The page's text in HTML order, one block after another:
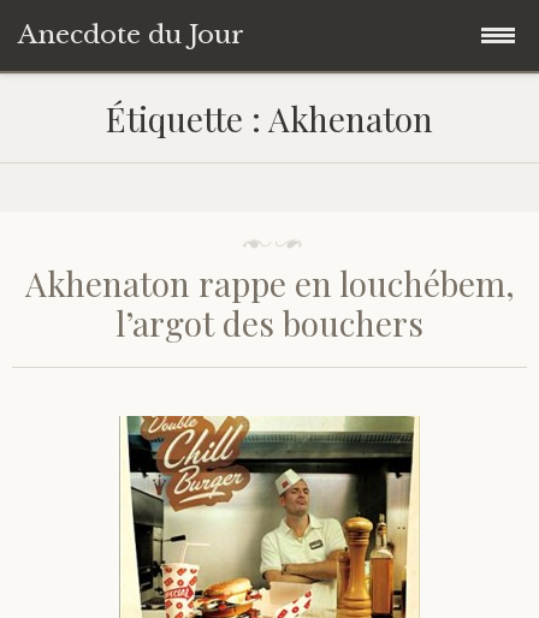
Anecdote du Jour
contenu
Livres de Culture Générale
Étiquette : Akhenaton
Akhenaton rappe en louchébem,
l’argot des bouchers